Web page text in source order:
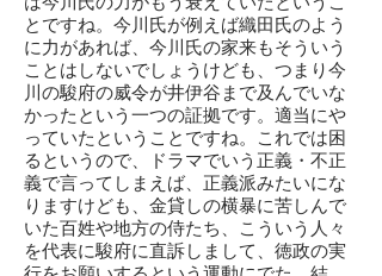
とですね。今川氏が例えば織田氏のよう
に力があれば、今川氏の家来もそういう
ことはしないでしょうけども、つまり今
川の駿府の威令が井伊谷まで及んでいな
かったという一つの証拠です。適当にや
っていたということですね。これでは困
るというので、ドラマでいう正義・不正
義で言ってしまえば、正義派みたいにな
りますけども、金貸しの横暴に苦しんで
いた百姓や地方の侍たち、こういう人々
を代表に駿府に直訴しまして、徳政の実